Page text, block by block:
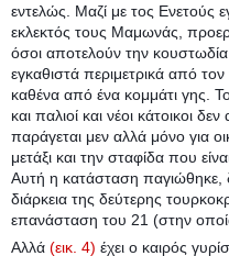
εντελώς. Μαζί με τος Ενετούς
εκλεκτός τους Μαμωνάς,
όσοι αποτελούν την
εγκαθιστά περιμετρικά από
καθένα από ένα κομμάτι γης.
και παλιοί και νέοι κάτοικοι
παράγεται μεν αλλά μόνο για
μετάξι και την σταφίδα που
Αυτή η κατάσταση παγιώθηκε,
διάρκεια της δεύτερης
επανάσταση του 21 (στην
Αλλά (εικ. 4) έχει ο καιρός